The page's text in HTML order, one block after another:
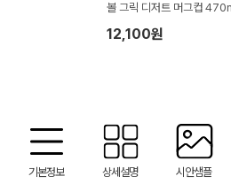
볼 그릭 디저트 머그컵
P 기프팅
12,100원
기본정보 상세설명 시안샘플